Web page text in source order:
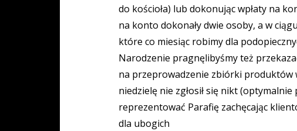
do kościoła) lub dokonując wpłaty na
na konto dokonały dwie osoby, a w
które co miesiąc robimy dla
Narodzenie pragnęlibyśmy też
na przeprowadzenie zbiórki produktów
niedzielę nie zgłosił się nikt
reprezentować Parafię zachęcając
dla ubogich